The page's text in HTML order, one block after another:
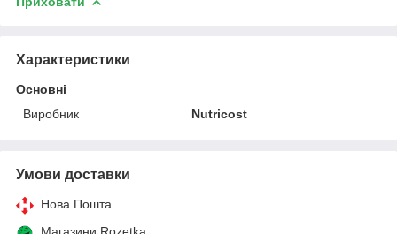
Характеристики
Основні
Виробник
Nutricost
Умови доставки
Нова Пошта
Магазини Rozetka